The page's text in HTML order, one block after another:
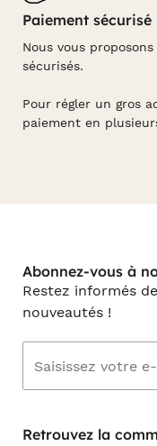
Paiement sécurisé
Nous vous
sécurisés.
Pour régler un gros
paiement en
Abonnez-vous à
Restez informés
nouveautés !
Retrouvez la